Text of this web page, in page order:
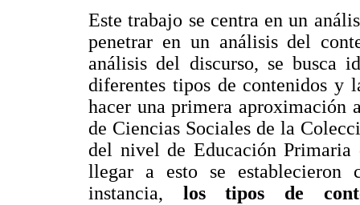
Este trabajo se centra en un
penetrar en un análisis del
análisis del discurso, se busca
diferentes tipos de contenidos y
hacer una primera aproximación
de Ciencias Sociales de la
del nivel de Educación Primaria
llegar a esto se establecieron
instancia, los tipos de